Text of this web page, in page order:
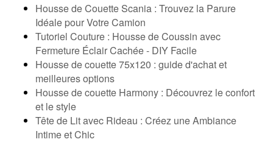
Housse de Couette Scania : Trouvez la Parure
Idéale pour Votre Camion
Tutoriel Couture : Housse de Coussin avec
Fermeture Éclair Cachée - DIY Facile
Housse de couette 75x120 : guide d'achat et
meilleures options
Housse de couette Harmony : Découvrez le confort
et le style
Tête de Lit avec Rideau : Créez une Ambiance
Intime et Chic